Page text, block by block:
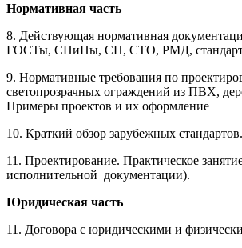
Нормативная часть
8. Действующая нормативная
ГОСТы, СНиПы, СП, СТО, РМД,
9. Нормативные требования по
светопрозрачных ограждений из ПВХ,
Примеры проектов и их оформление
10. Краткий обзор зарубежных стандартов.
11. Проектирование. Практическое
исполнительной документации).
Юридическая часть
11. Договора с юридическими и